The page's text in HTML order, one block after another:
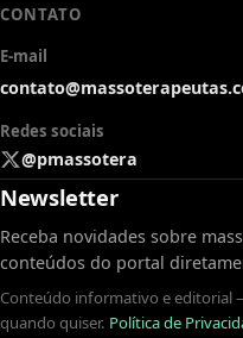
CONTATO
E-mail
Redes sociais
@pmassotera
Newsletter
Receba novidades sobre
conteúdos do portal
Conteúdo informativo e editorial
quando quiser. Política de